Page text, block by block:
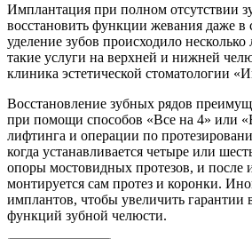
Имплантация при полном отсутствии
восстановить функции жевания даже в
уделение зубов происходило
такие услуги на верхней и нижней
клиника эстетической стоматологии
Восстановление зубных рядов
при помощи способов «Все на 4» или
лифтинга и операции по
когда устанавливается четыре или
опоры мостовидных протезов, и после
монтируется сам протез и коронки.
имплантов, чтобы увеличить гарантии
функций зубной челюсти.